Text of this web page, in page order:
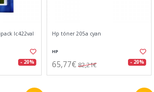
lc422val
- 20%
Hp tóner 205a cyan
HP
65,77€ 82,21€ - 20%